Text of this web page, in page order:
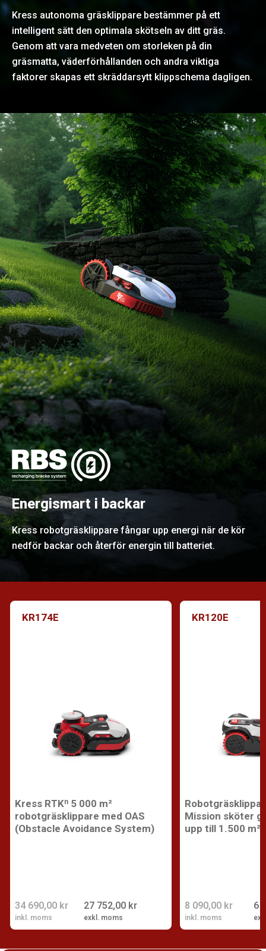
Kress autonoma gräsklippare bestämmer på ett
intelligent sätt den optimala skötseln av ditt gräs.
Genom att vara medveten om storleken på din
gräsmatta, väderförhållanden och andra viktiga
faktorer skapas ett skräddarsytt klippschema dagligen.
Energismart i backar
Kress robotgräsklippare fångar upp energi när de kör
nedför backar och återför energin till batteriet.
KR174E
Kress RTKⁿ 5 000 m²
robotgräsklippare med OAS
(Obstacle Avoidance System)
27 752,00 kr
exkl. moms
34 690,00 kr
inkl. moms
KR120E
Mission sköter
upp till 1.500 m²
6
8 090,00 kr
inkl. moms